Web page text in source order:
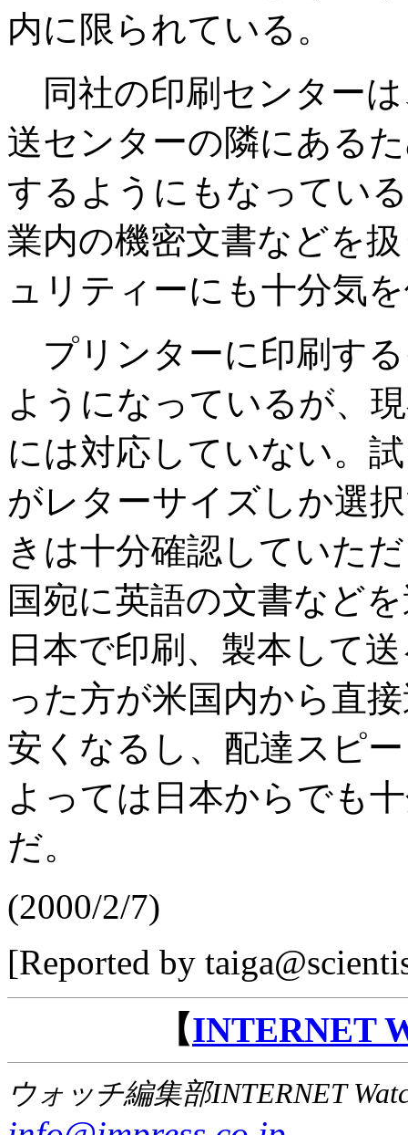
内に限られている。
同社の印刷センターは
送センターの隣にある
するようにもなってい
業内の機密文書などを
ュリティーにも十分気
プリンターに印刷す
ようになっているが、
には対応していない。
がレターサイズしか選
きは十分確認していた
国宛に英語の文書など
日本で印刷、製本して
った方が米国内から直
安くなるし、配達スピ
よっては日本からでも
だ。
(2000/2/7)
[Reported by
【INTERNET
ウォッチ編集部INTERNET